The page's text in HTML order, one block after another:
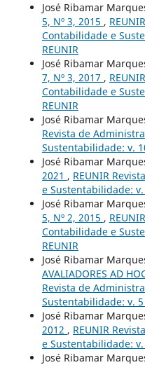
José Ribamar
5, Nº 3, 2015 ,
Contabilidade e
REUNIR
José Ribamar
7, Nº 3, 2017 ,
Contabilidade e
REUNIR
José Ribamar
Revista de
Sustentabilidade: v.
José Ribamar
2021 , REUNIR
e Sustentabilidade: v.
José Ribamar
5, Nº 2, 2015 ,
Contabilidade e
REUNIR
José Ribamar
AVALIADORES AD
Revista de
Sustentabilidade: v. 5
José Ribamar
2012 , REUNIR
e Sustentabilidade: v.
José Ribamar